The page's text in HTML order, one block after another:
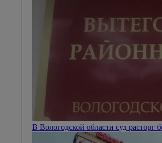
В Вологодской области суд расторг